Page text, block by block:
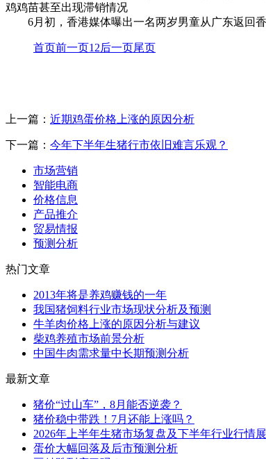
鸡鸡苗甚至出现滞销情况
6月初，香港媒体曝出一名两岁男童从广东返回香
首页前一页1 2后一页尾页
上一篇： 近期鸡蛋价格上涨的原因分析
下一篇： 今年下半年生猪行市依旧难言乐观？
市场营销
智能电商
价格信息
产品推介
贸易情报
预测分析
热门文章
2013年将是养鸡赚钱的一年
我国猪饲料行业市场现状分析及预测
牛羊肉价格上涨的原因分析与建议
柴鸡养殖市场前景分析
中国牛肉需求量中长期预测分析
最新文章
猪价“过山车”，8月能否逆袭？
猪价稳中带跌！7月还能上涨吗？
2026年上半年生猪市场复盘及下半年行业行情
蛋价大幅回落及后市预测分析